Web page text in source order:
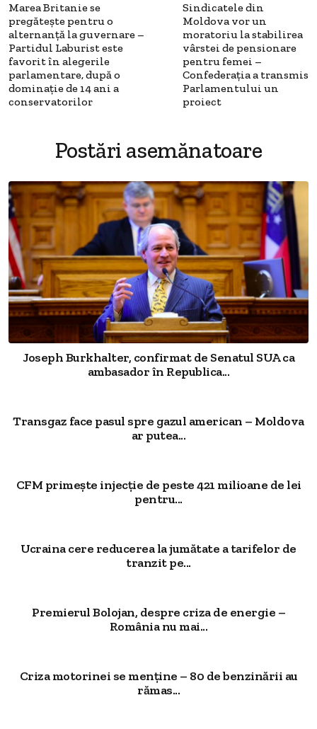
Marea Britanie se
pregătește pentru o
alternanță la guvernare –
Partidul Laburist este
favorit în alegerile
parlamentare, după o
dominație de 14 ani a
conservatorilor
Sindicatele din
Moldova vor un
moratoriu la stabilirea
vârstei de pensionare
pentru femei –
Confederația a transmis
Parlamentului un
proiect
Postări asemănatoare
Joseph Burkhalter, confirmat de Senatul SUA ca
ambasador în Republica...
Transgaz face pasul spre gazul american – Moldova
ar putea...
CFM primește injecție de peste 421 milioane de lei
pentru...
Ucraina cere reducerea la jumătate a tarifelor de
tranzit pe...
Premierul Bolojan, despre criza de energie –
România nu mai...
Criza motorinei se menține – 80 de benzinării au
rămas...